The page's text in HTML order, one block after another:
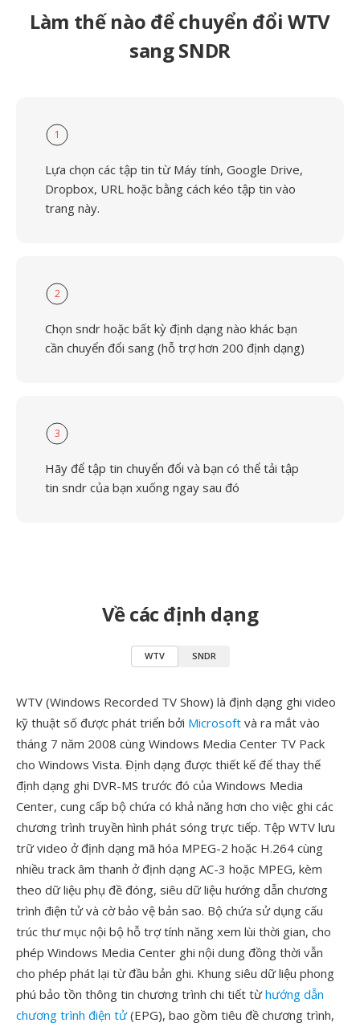
Làm thế nào để chuyển đổi WTV
sang SNDR
1
Lựa chọn các tập tin từ Máy tính, Google Drive,
Dropbox, URL hoặc bằng cách kéo tập tin vào
trang này.
2
Chọn sndr hoặc bất kỳ định dạng nào khác bạn
cần chuyển đổi sang (hỗ trợ hơn 200 định dạng)
3
Hãy để tập tin chuyển đổi và bạn có thể tải tập
tin sndr của bạn xuống ngay sau đó
Về các định dạng
WTV SNDR
WTV (Windows Recorded TV Show) là định dạng ghi video
kỹ thuật số được phát triển bởi Microsoft và ra mắt vào
tháng 7 năm 2008 cùng Windows Media Center TV Pack
cho Windows Vista. Định dạng được thiết kế để thay thế
định dạng ghi DVR-MS trước đó của Windows Media
Center, cung cấp bộ chứa có khả năng hơn cho việc ghi các
chương trình truyền hình phát sóng trực tiếp. Tệp WTV lưu
trữ video ở định dạng mã hóa MPEG-2 hoặc H.264 cùng
nhiều track âm thanh ở định dạng AC-3 hoặc MPEG, kèm
theo dữ liệu phụ đề đóng, siêu dữ liệu hướng dẫn chương
trình điện tử và cờ bảo vệ bản sao. Bộ chứa sử dụng cấu
trúc thư mục nội bộ hỗ trợ tính năng xem lùi thời gian, cho
phép Windows Media Center ghi nội dung đồng thời vẫn
cho phép phát lại từ đầu bản ghi. Khung siêu dữ liệu phong
phú bảo tồn thông tin chương trình chi tiết từhướng dẫn
chương trình điện tử(EPG), bao gồm tiêu đề chương trình,